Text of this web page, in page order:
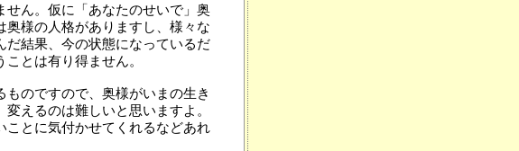
せん。仮に「あなたのせいで」奥
様の人格がありますし、様々な
だ結果、今の状態になっているだ
とは有り得ません。
のですので、奥様がいまの生き
えるのは難しいと思いますよ。
ことに気付かせてくれるなどあれ